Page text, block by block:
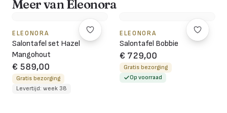
Meer van Eleonora
ELEONORA
Salontafel set Hazel
Mangohout
€ 589,00
Gratis bezorging
Levertijd: week 38
ELEONORA
Salontafel Bobbie
€ 729,00
Gratis bezorging
Op voorraad